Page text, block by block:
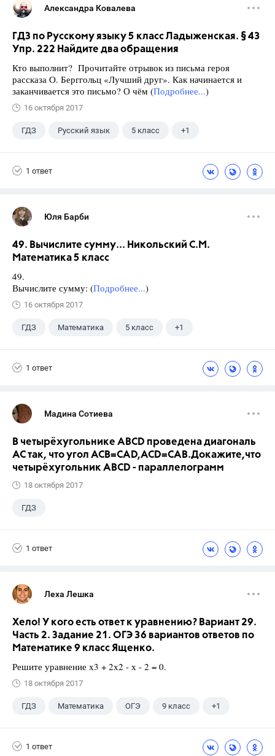
Александра Ковалева
ГДЗ по Русскому языку 5 класс Ладыженская. § 43
Упр. 222 Найдите два обращения
Кто выполнит? Прочитайте отрывок из письма героя
рассказа О. Берггольц «Лучший друг». Как начинается и
заканчивается это письмо? О чём (Подробнее...)
16 октября 2017
ГДЗ Русский язык 5 класс +1
1 ответ
Юля Барби
49. Вычислите сумму... Никольский С.М.
Математика 5 класс
49.
Вычислите сумму: (Подробнее...)
16 октября 2017
ГДЗ Математика 5 класс +1
1 ответ
Мадина Сотиева
В четырёхугольнике ABCD проведена диагональ
AC так, что угол ACB=CAD,ACD=CAB.Докажите,что
четырёхугольник ABCD - параллелограмм
18 октября 2017
ГДЗ
1 ответ
Леха Лешка
Хело! У кого есть ответ к уравнению? Вариант 29.
Часть 2. Задание 21. ОГЭ 36 вариантов ответов по
Математике 9 класс Ященко.
Решите уравнение х3 + 2х2 - х - 2 = 0.
18 октября 2017
ГДЗ Математика ОГЭ 9 класс +1
1 ответ